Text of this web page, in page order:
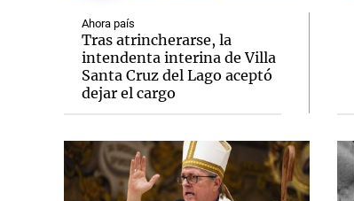
Ahora país
Tras atrincherarse, la
intendenta interina de Villa
Santa Cruz del Lago aceptó
dejar el cargo